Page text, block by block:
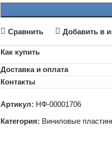
Сравнить Добавить в
Как купить
Доставка и оплата
Контакты
Артикул: НФ-00001706
Категория: Виниловые